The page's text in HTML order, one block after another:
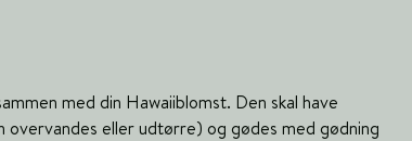
med din Hawaiiblomst. Den skal have
eller udtørre) og gødes med gødning